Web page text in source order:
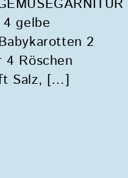
gelbe
2
Röschen
Salz, […]